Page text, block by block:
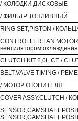
/ КОЛОДКИ ДИСКОВЫЕ
/ ФИЛЬТР ТОПЛИВНЫЙ
RING SET,PISTON /
CONTROLLER.FAN
вентилятором охлаждения
CLUTCH KIT 2,0L CE /
BELT,VALVE TIMING /
/ МОТОР ОТОПИТЕЛЯ
COVER ASSY.CLUTCH /
SENSOR,CAMSHAFT
SENSOR,CAMSHAFT